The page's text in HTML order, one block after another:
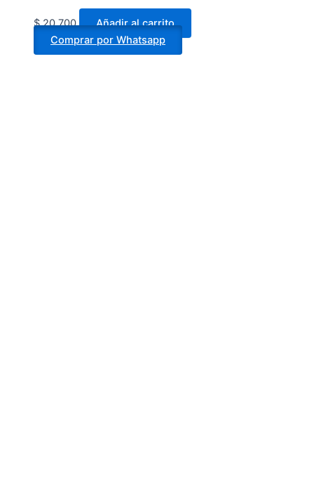
$20.700
Añadir al carrito
Comprar por Whatsapp